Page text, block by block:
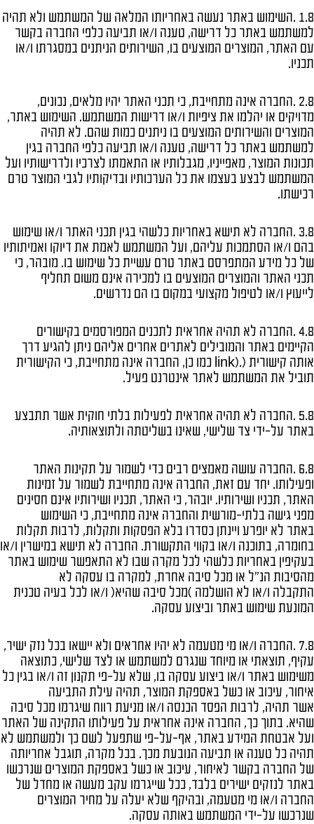
1.8 .השימוש באתר נעשה באחריותו המלאה של המשתמש ולא תהיה
למשתמש באתר כל דרישה, טענה ו/או תביעה כלפי החברה בקשר
עם האתר, המוצרים המוצעים בו, השירותים הניתנים במסגרתו ו/או
תכניו.
2.8 .החברה אינה מתחייבת, כי תכני האתר יהיו מלאים, נכונים,
מדויקים או יהלמו את ציפיות ו/או דרישות המשתמש. השימוש באתר,
המוצרים והשירותים המוצעים בו ניתנים כמות שהם. לא תהיה
למשתמש באתר כל דרישה, טענה ו/או תביעה כלפי החברה בגין
תכונות המוצר, מאפייניו, מגבלותיו או התאמתו לצרכיו ולדרישותיו ועל
המשתמש לבצע בעצמו את כל הערכותיו ובדיקותיו לגבי המוצר טרם
רכישתו.
3.8 .החברה לא תישא באחריות כלשהי בגין תכני האתר ו/או שימוש
בהם ו/או הסתמכות עליהם, ועל המשתמש לאמת את דיוקו ואמיתותיו
של כל מידע המתפרסם באתר טרם עשיית כל שימוש בו. מובהר, כי
תכני האתר והמוצרים המוצעים בו למכירה אינם משום תחליף
לייעוץ ו/או לטיפול מקצועי במקום בו הם נדרשים.
4.8 .החברה לא תהיה אחראית לתכנים המפורסמים בקישורים
הקיימים באתר והמובילים לאתרים אחרים אליהם ניתן להגיע דרך
אותה קישורית (.(link כמו כן, החברה אינה מתחייבת, כי הקישורית
תוביל את המשתמש לאתר אינטרנט פעיל.
5.8 .החברה לא תהיה אחראית לפעילות בלתי חוקית אשר תתבצע
באתר על-ידי צד שלישי, שאינו בשליטתה ולתוצאותיה.
6.8 .החברה עושה מאמצים רבים כדי לשמור על תקינות האתר
ופעילותו. יחד עם זאת, החברה אינה מתחייבת לשמור על זמינות
האתר, תכניו ושירותיו. יובהר, כי האתר, תכניו ושירותיו אינם חסינים
מפני גישה בלתי-מורשית והחברה אינה מתחייבת, כי השימוש
באתר לא יופרע ויינתן כסדרו בלא הפסקות ותקלות, לרבות תקלות
בחומרה, בתוכנה ו/או בקווי התקשורת. החברה לא תישא במישרין ו/או
בעקיפין באחריות כלשהי לכל מקרה שבו לא התאפשר שימוש באתר
מהסיבות הנ"ל או מכל סיבה אחרת, למקרה בו עסקה לא
התקבלה ו/או לא הושלמה )מכל סיבה שהיא( ו/או לכל בעיה טכנית
המונעת שימוש באתר וביצוע עסקה.
7.8 .החברה ו/או מי מטעמה לא יהיו אחראים ולא יישאו בכל נזק ישיר,
עקיף, תוצאתי או מיוחד שנגרם למשתמש או לצד שלישי, כתוצאה
משימוש באתר ו/או ביצוע עסקה בו, שלא על-פי תקנון זה ו/או בגין כל
איחור, עיכוב או כשל באספקת המוצר, תהיה עילת התביעה
אשר תהיה, לרבות הפסד הכנסה ו/או מניעת רווח שיגרמו מכל סיבה
שהיא. בתוך כך, החברה אינה אחראית על פעילותו התקינה של האתר
ועל אבטחת המידע באתר, אף-על-פי שתפעל לשם כך ולמשתמש לא
תהיה כל טענה או תביעה הנובעת מכך. בכל מקרה, תוגבל אחריותה
של החברה בקשר לאיחור, עיכוב או כשל באספקת המוצרים שנרכשו
באתר לנזקים ישירים בלבד, ככל שייגרמו עקב מעשה או מחדל של
החברה ו/או מי מטעמה, ובהיקף שלא יעלה על מחיר המוצרים
שנרכשו על-ידי המשתמש באותה עסקה.